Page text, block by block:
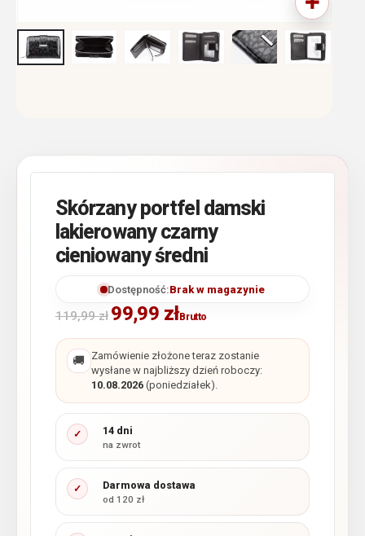
Skórzany portfel damski
lakierowany czarny
cieniowany średni
Dostępność:Brak w magazynie
119,99zł 99,99 złBrutto
🚚 Zamówienie złożone teraz zostanie
wysłane w najbliższy dzień roboczy:
10.08.2026(poniedziałek).
✓ 14 dni
na zwrot
✓ Darmowa dostawa
od 120 zł